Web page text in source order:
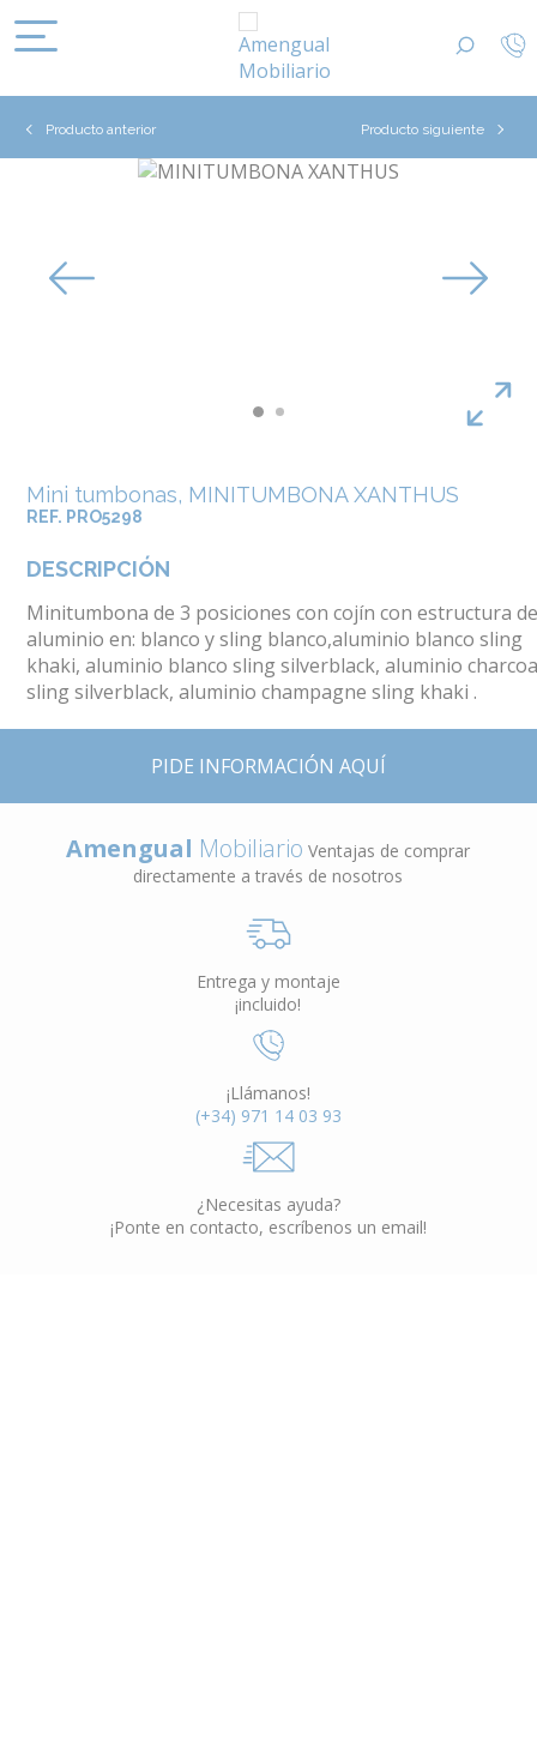
Producto anterior Producto siguiente
Mini tumbonas, MINITUMBONA XANTHUS
REF. PRO5298
DESCRIPCIÓN
Minitumbona de 3 posiciones con cojín con estructura
aluminio en: blanco y sling blanco,aluminio blanco sling
khaki, aluminio blanco sling silverblack, aluminio
sling silverblack, aluminio champagne sling khaki .
PIDE INFORMACIÓN AQUÍ
Amengual Mobiliario Ventajas de comprar
directamente a través de nosotros
Entrega y montaje
¡incluido!
¡Llámanos!
(+34) 971 14 03 93
¿Necesitas ayuda?
¡Ponte en contacto, escríbenos un email!